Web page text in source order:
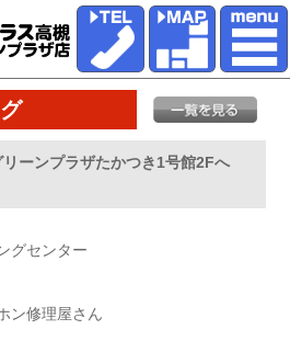
ーンプラザたかつき1号館2Fへ
グセンター
ン修理屋さん